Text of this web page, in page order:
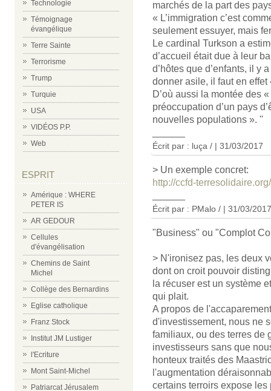
Technologie
Témoignage
évangélique
Terre Sainte
Terrorisme
Trump
Turquie
USA
VIDÉOS P.P.
Web
ESPRIT
Amérique : WHERE
PETER IS
AR GEDOUR
Cellules
d'évangélisation
Chemins de Saint
Michel
Collège des Bernardins
Eglise catholique
Franz Stock
Institut JM Lustiger
l'Ecriture
Mont Saint-Michel
Patriarcat Jérusalem
marchés de la part des
« L’immigration c’est
seulement essuyer, mais
Le cardinal Turkson a
d’accueil était due à leur
d’hôtes que d’enfants, il y
donner asile, il faut en
D’où aussi la montée des
préoccupation d’un pays
nouvelles populations ». ''
Écrit par : luça / | 31/03/2017
> Un exemple concret:
http://ccfd-
Écrit par : PMalo / | 31/03/2017
"Business" ou "Complot
> N'ironisez pas, les deux
dont on croit pouvoir
la récuser est un système
qui plait.
A propos de
d'investissement, nous ne
familiaux, ou des terres de
investisseurs sans que
honteux traités des
l'augmentation
certains terroirs expose